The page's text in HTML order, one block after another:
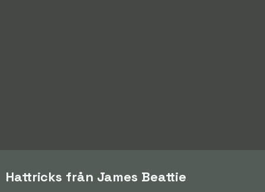
Hattricks från James Beattie